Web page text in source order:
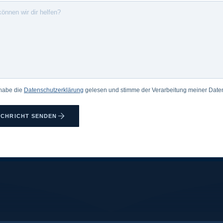
die Datenschutzerklärung gelesen und stimme der Verarbeitung meiner
SENDEN